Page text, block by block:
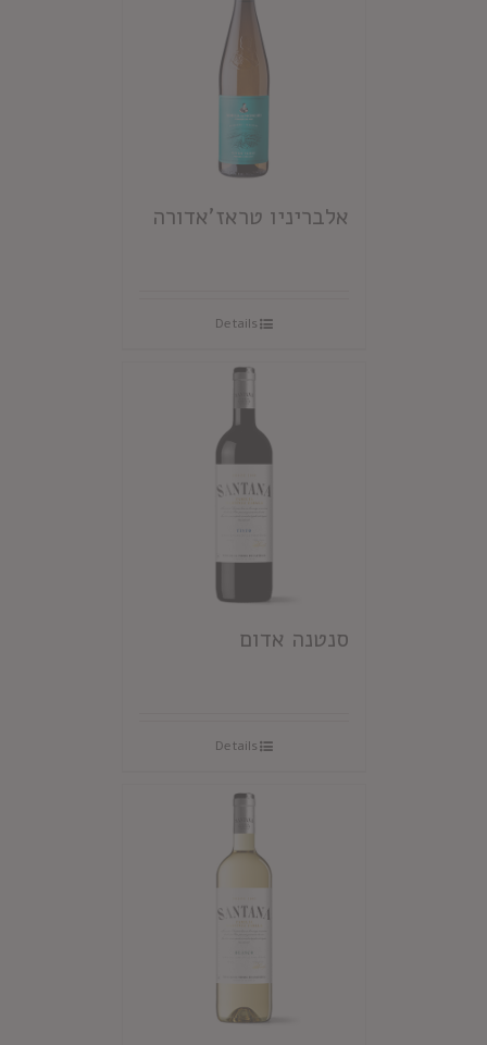
אלבריניו טראז'אדורה
Details
סנטנה אדום
Details